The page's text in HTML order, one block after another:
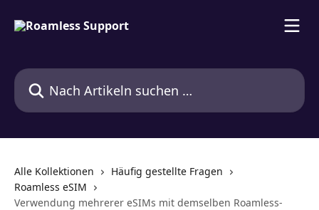
Nach Artikeln suchen …
Alle Kollektionen
Häufig gestellte Fragen
Roamless eSIM
Verwendung mehrerer eSIMs mit demselben Roamless-